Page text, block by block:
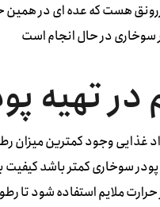
هست که عده ای در
در حال انجام است
در تهیه
غذایی وجود کمترین
سوخاری کمتر باشد
ملایم استفاده شود تا